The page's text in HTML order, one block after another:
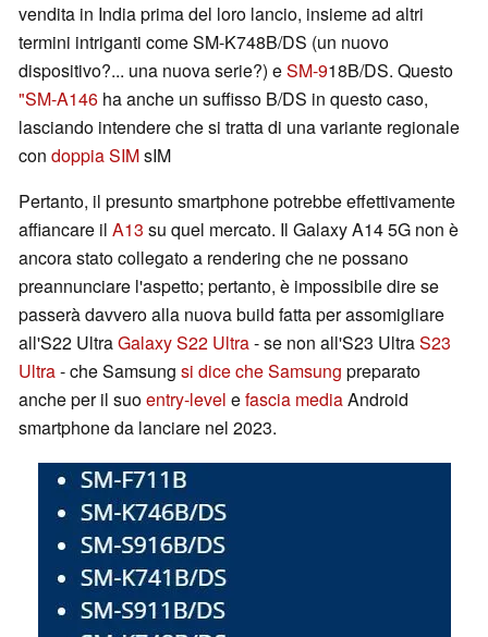
vendita in India prima del loro lancio, insieme ad altri
termini intriganti come SM-K748B/DS (un nuovo
dispositivo?... una nuova serie?) eSM-918B/DS. Questo
"SM-A146 ha anche un suffisso B/DS in questo caso,
lasciando intendere che si tratta di una variante regionale
con doppia SIMsIM
Pertanto, il presunto smartphone potrebbe effettivamente
affiancare il A13 su quel mercato. Il Galaxy A14 5G non è
ancora stato collegato a rendering che ne possano
preannunciare l'aspetto; pertanto, è impossibile dire se
passerà davvero alla nuova build fatta per assomigliare
all'S22 UltraGalaxy S22 Ultra- se non all'S23 UltraS23
Ultra- che Samsung si dice che Samsung preparato
anche per il suoentry-level efascia mediaAndroid
smartphone da lanciare nel 2023.